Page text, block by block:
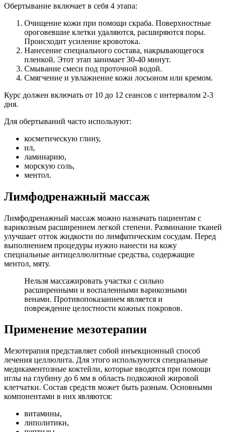
Обертывание включает в себя 4 этапа:
Очищение кожи при помощи скраба. Поверхностные
ороговевшие клетки удаляются, расширяются поры.
Происходит усиление кровотока.
Нанесение специального состава, накрывающегося
пленкой. Этот этап занимает 30-40 минут.
Смывание смеси под проточной водой.
Смягчение и увлажнение кожи лосьоном или кремом.
Курс должен включать от 10 до 12 сеансов с интервалом 2-3
дня.
Для обертываний часто используют:
косметическую глину,
ил,
ламинарию,
морскую соль,
ментол.
Лимфодренажный массаж
Лимфодренажный массаж можно назначать пациентам с
варикозным расширением легкой степени. Разминание тканей
улучшает отток жидкости по лимфатическим сосудам. Перед
выполнением процедуры нужно нанести на кожу
специальные антицеллюлитные средства, содержащие
ментол, мяту.
Нельзя массажировать участки с сильно
расширенными и воспаленными варикозными
венами. Противопоказанием является и
повреждение целостности кожных покровов.
Применение мезотерапии
Мезотерапия представляет собой инъекционный способ
лечения целлюлита. Для этого используются специальные
медикаментозные коктейли, которые вводятся при помощи
иглы на глубину до 6 мм в область подкожной жировой
клетчатки. Состав средств может быть разным. Основными
компонентами в них являются:
витамины,
липолитики,